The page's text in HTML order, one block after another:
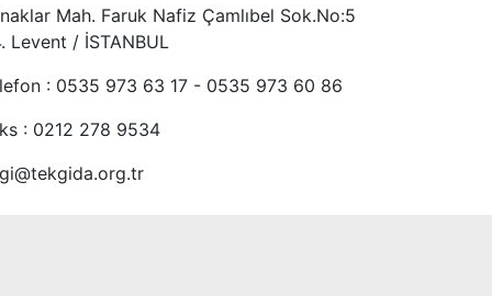
Mah. Faruk Nafiz Çamlıbel Sok.No:5
Levent / İSTANBUL
: 0535 973 63 17 - 0535 973 60 86
: 0212 278 9534